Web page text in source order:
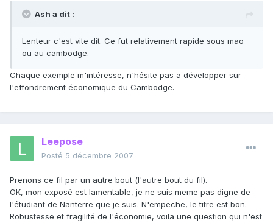
Ash a dit :
Lenteur c'est vite dit. Ce fut relativement rapide sous mao
ou au cambodge.
Chaque exemple m'intéresse, n'hésite pas a développer sur
l'effondrement économique du Cambodge.
Leepose
Posté 5 décembre 2007
Prenons ce fil par un autre bout (l'autre bout du fil).
OK, mon exposé est lamentable, je ne suis meme pas digne de
l'étudiant de Nanterre que je suis. N'empeche, le titre est bon.
Robustesse et fragilité de l'économie, voila une question qui n'est